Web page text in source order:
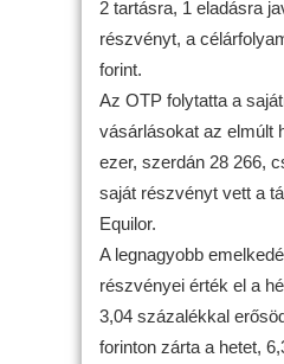
2 tartásra, 1 eladásra
részvényt, a
forint.
Az OTP folytatta a
vásárlásokat az elmúlt
ezer, szerdán 28 266,
saját részvényt vett a
Equilor.
A legnagyobb
részvényei érték el a
3,04 százalékkal
forinton zárta a hetet,